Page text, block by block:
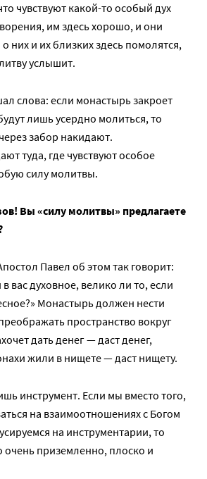
чувствуют какой-то особый дух
им здесь хорошо, и они
них и их близких здесь помолятся,
услышит.
слова: если монастырь закроет
лишь усердно молиться, то
забор накидают.
туда, где чувствуют особое
силу молитвы.
Вы «силу молитвы» предлагаете
Павел об этом так говорит:
вас духовное, велико ли то, если
Монастырь должен нести
пространство вокруг
дать денег — даст денег,
жили в нищете — даст нищету.
инструмент. Если мы вместо того,
на взаимоотношениях с Богом
на инструментарии, то
очень приземленно, плоско и